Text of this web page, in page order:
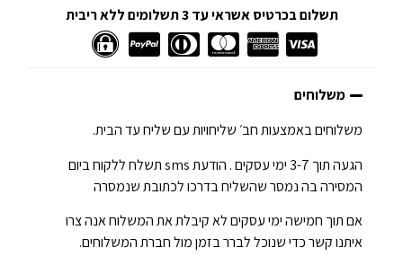
תשלום בכרטיס אשראי עד 3 תשלומים ללא ריבית
משלוחים
משלוחים באמצעות חב׳ שליחויות עם שליח עד הבית.
הגעה תוך 3-7 ימי עסקים . הודעת sms תשלח ללקוח ביום
המסירה בה נמסר שהשליח בדרכו לכתובת שנמסרה
אם תוך חמישה ימי עסקים לא קיבלת את המשלוח אנה צרו
איתנו קשר כדי שנוכל לברר בזמן מול חברת המשלוחים.